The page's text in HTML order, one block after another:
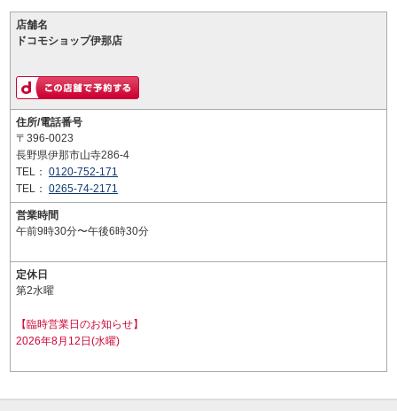
店舗名
ドコモショップ伊那店
住所/電話番号
〒396-0023
長野県伊那市山寺286-4
TEL： 0120-752-171
TEL： 0265-74-2171
営業時間
午前9時30分〜午後6時30分
定休日
第2水曜
【臨時営業日のお知らせ】
2026年8月12日(水曜)